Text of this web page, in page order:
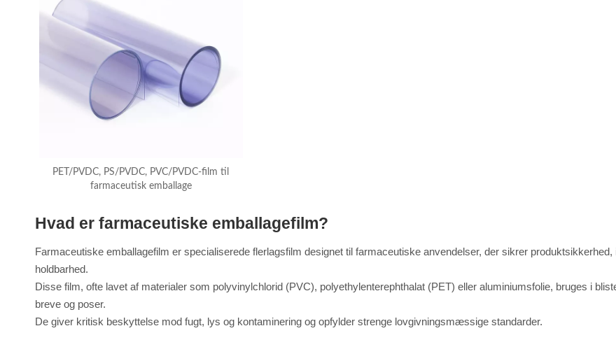
PET/PVDC, PS/PVDC, PVC/PVDC-film til
farmaceutisk emballage
Hvad er farmaceutiske emballagefilm?
Farmaceutiske emballagefilm er specialiserede flerlagsfilm designet til farmaceutiske anvendelser, der sikrer produktsikkerhed,
holdbarhed.
Disse film, ofte lavet af materialer som polyvinylchlorid (PVC), polyethylenterephthalat (PET) eller aluminiumsfolie, bruges i
breve og poser.
De giver kritisk beskyttelse mod fugt, lys og kontaminering og opfylder strenge lovgivningsmæssige standarder.